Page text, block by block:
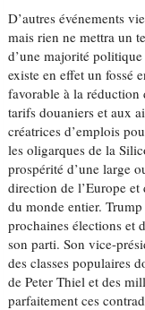
D’autres événements
mais rien ne mettra un
d’une majorité
existe en effet un fossé
favorable à la réduction
tarifs douaniers et aux
créatrices d’emplois
les oligarques de la
prospérité d’une large
direction de l’Europe et
du monde entier.
prochaines élections et
son parti. Son vice-
des classes populaires
de Peter Thiel et des
parfaitement ces